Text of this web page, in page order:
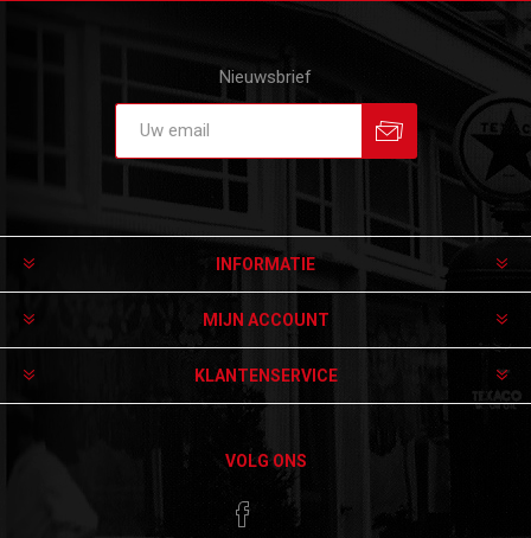
Nieuwsbrief
INFORMATIE
MIJN ACCOUNT
KLANTENSERVICE
VOLG ONS